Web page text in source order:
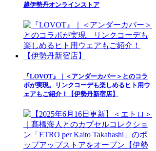
越伊勢丹オンラインストア
『LOVOT』｜＜アンダーカバー＞とのコラ
ボが実現。リンクコーデも楽しめるヒト用ウ
ェアもご紹介！【伊勢丹新宿店】